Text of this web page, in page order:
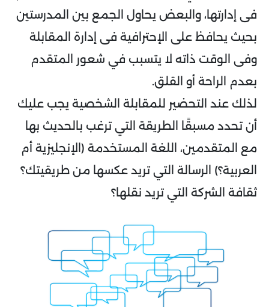
فى إدارتها، والبعض يحاول الجمع بين المدرستين
بحيث يحافظ على الإحترافية فى إدارة المقابلة
وفى الوقت ذاته لا يتسبب في شعور المتقدم
بعدم الراحة أو القلق.
لذلك عند التحضير للمقابلة الشخصية يجب عليك
أن تحدد مسبقًا الطريقة التي ترغب بالحديث بها
مع المتقدمين، اللغة المستخدمة (الإنجليزية أم
العربية؟) الرسالة التي تريد عكسها من طريقيتك؟
ثقافة الشركة التي تريد نقلها؟